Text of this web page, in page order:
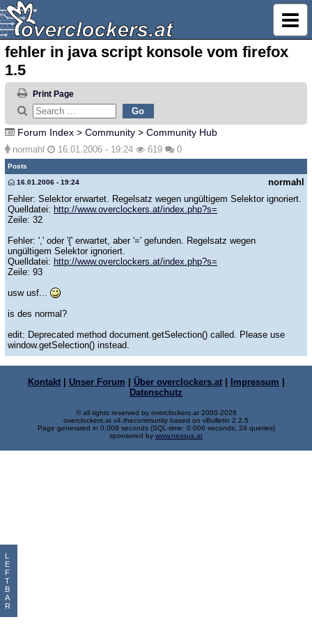
fehler in java script konsole vom firefox
1.5
Print Page
Forum Index > Community > Community Hub
normahl 16.01.2006 - 19:24 619 0
Posts
normahl
16.01.2006 - 19:24
Fehler: Selektor erwartet. Regelsatz wegen ungültigem Selektor ignoriert.
Quelldatei: http://www.overclockers.at/index.php?s=
Zeile: 32
Fehler: ',' oder '{' erwartet, aber '=' gefunden. Regelsatz wegen
ungültigem Selektor ignoriert.
Quelldatei: http://www.overclockers.at/index.php?s=
Zeile: 93
usw usf...
is des normal?
edit: Deprecated method document.getSelection() called. Please use
window.getSelection() instead.
L
E
F
T
B
A
R
Kontakt| Unser Forum Über overclockers.at| Impressum
Datenschutz
© all rights reserved by overclockers.at 2000-2026
overclockers.at v4.thecommunity based on vBulletin 2.2.5
Page generated in 0.009 seconds (SQL-time: 0.006 seconds, 24 queries)
sponsored by www.nessus.at